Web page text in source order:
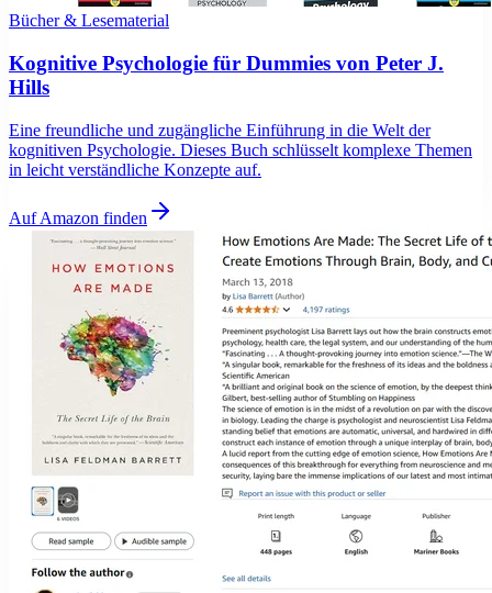
Bücher & Lesematerial
Kognitive Psychologie für Dummies von Peter J.
Hills
Eine freundliche und zugängliche Einführung in die Welt der
kognitiven Psychologie. Dieses Buch schlüsselt komplexe Themen
in leicht verständliche Konzepte auf.
Auf Amazon finden